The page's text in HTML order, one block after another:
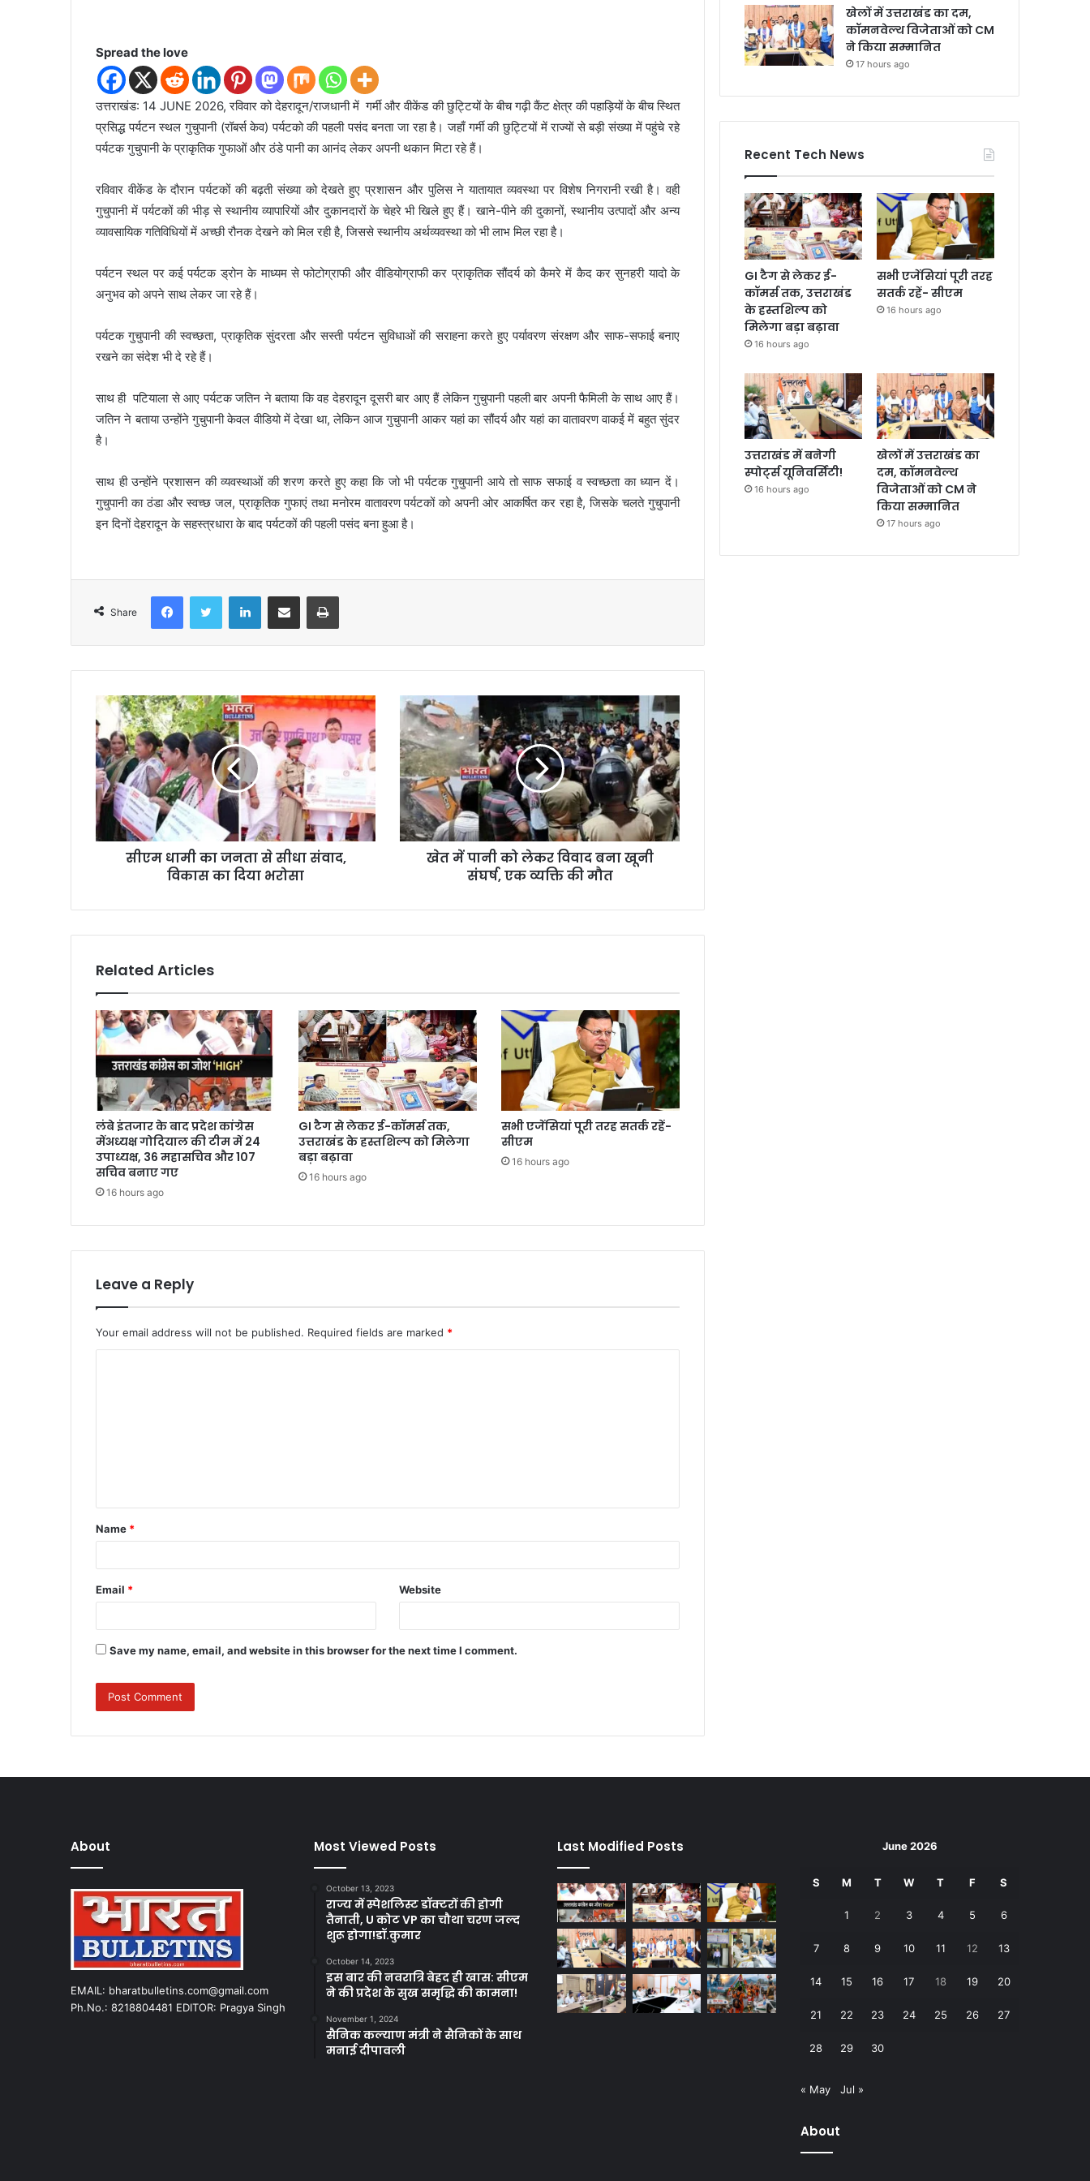
Spread the love
उत्तराखंड: 14 JUNE 2026, रविवार को देहरादून/राजधानी में गर्मी और वीकेंड की छुट्टियों के बीच गढ़ी कैंट क्षेत्र की पहाड़ियों के बीच स्थित
प्रसिद्ध पर्यटन स्थल गुचुपानी (रॉबर्स केव) पर्यटको की पहली पसंद बनता जा रहा है। जहाँ गर्मी की छुट्टियों में राज्यों से बड़ी संख्या में पहुंचे रहे
पर्यटक गुचुपानी के प्राकृतिक गुफाओं और ठंडे पानी का आनंद लेकर अपनी थकान मिटा रहे हैं।
रविवार वीकेंड के दौरान पर्यटकों की बढ़ती संख्या को देखते हुए प्रशासन और पुलिस ने यातायात व्यवस्था पर विशेष निगरानी रखी है। वही
गुचुपानी में पर्यटकों की भीड़ से स्थानीय व्यापारियों और दुकानदारों के चेहरे भी खिले हुए हैं। खाने-पीने की दुकानों, स्थानीय उत्पादों और अन्य
व्यावसायिक गतिविधियों में अच्छी रौनक देखने को मिल रही है, जिससे स्थानीय अर्थव्यवस्था को भी लाभ मिल रहा है।
पर्यटन स्थल पर कई पर्यटक ड्रोन के माध्यम से फोटोग्राफी और वीडियोग्राफी कर प्राकृतिक सौंदर्य को कैमरे में कैद कर सुनहरी यादो के
अनुभव को अपने साथ लेकर जा रहे हैं।
पर्यटक गुचुपानी की स्वच्छता, प्राकृतिक सुंदरता और सस्ती पर्यटन सुविधाओं की सराहना करते हुए पर्यावरण संरक्षण और साफ-सफाई बनाए
रखने का संदेश भी दे रहे हैं।
साथ ही पटियाला से आए पर्यटक जतिन ने बताया कि वह देहरादून दूसरी बार आए हैं लेकिन गुचुपानी पहली बार अपनी फैमिली के साथ आए हैं।
जतिन ने बताया उन्होंने गुचुपानी केवल वीडियो में देखा था, लेकिन आज गुचुपानी आकर यहां का सौंदर्य और यहां का वातावरण वाकई में बहुत सुंदर
है।
साथ ही उन्होंने प्रशासन की व्यवस्थाओं की शरण करते हुए कहा कि जो भी पर्यटक गुचुपानी आये तो साफ सफाई व स्वच्छता का ध्यान दें।
गुचुपानी का ठंडा और स्वच्छ जल, प्राकृतिक गुफाएं तथा मनोरम वातावरण पर्यटकों को अपनी ओर आकर्षित कर रहा है, जिसके चलते गुचुपानी
इन दिनों देहरादून के सहस्त्रधारा के बाद पर्यटकों की पहली पसंद बना हुआ है।
Share
सीएम धामी का जनता से सीधा संवाद,
विकास का दिया भरोसा
खेत में पानी को लेकर विवाद बना खूनी
संघर्ष, एक व्यक्ति की मौत
Related Articles
लंबे इंतजार के बाद प्रदेश कांग्रेस
मेंअध्यक्ष गोदियाल की टीम में 24
उपाध्यक्ष, 36 महासचिव और 107
सचिव बनाए गए
16 hours ago
GI टैग से लेकर ई-कॉमर्स तक,
उत्तराखंड के हस्तशिल्प को मिलेगा
बड़ा बढ़ावा
16 hours ago
सभी एजेंसियां पूरी तरह सतर्क रहें-
सीएम
16 hours ago
Leave a Reply
Your email address will not be published. Required fields are marked *
t
*
Name *
Email * Website
Save my name, email, and website in this browser for the next time I comment.
खेलों में उत्तराखंड का दम,
कॉमनवेल्थ विजेताओं को CM
ने किया सम्मानित
17 hours ago
Recent Tech News
GI टैग से लेकर ई-
कॉमर्स तक, उत्तराखंड
के हस्तशिल्प को
मिलेगा बड़ा बढ़ावा
16 hours ago
सभी एजेंसियां पूरी तरह
सतर्क रहें- सीएम
16 hours ago
उत्तराखंड में बनेगी
स्पोर्ट्स यूनिवर्सिटी!
16 hours ago
खेलों में उत्तराखंड का
दम, कॉमनवेल्थ
विजेताओं को CM ने
किया सम्मानित
17 hours ago
About
EMAIL: bharatbulletins.com@gmail.com
Ph.No.: 8218804481 EDITOR: Pragya Singh
Most Viewed Posts
October 13, 2023
राज्य में स्पेशलिस्ट डॉक्टरों की होगी
तैनाती, U कोट VP का चौथा चरण जल्द
शुरू होगा!डॉ.कुमार
October 14, 2023
इस बार की नवरात्रि बेहद ही खास: सीएम
ने की प्रदेश के सुख समृद्धि की कामना!
November 1, 2024
सैनिक कल्याण मंत्री ने सैनिकों के साथ
मनाई दीपावली
Last Modified Posts June 2026
S M T W T F S
1 2 3 4 5 6
7 8 9 10 11 12 13
14 15 16 17 18 19 20
21 22 23 24 25 26 27
28 29 30
« May Jul »
About